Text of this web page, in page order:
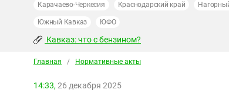
Карачаево-Черкесия Краснодарский край
Южный Кавказ ЮФО
Кавказ: что с бензином?
Главная / Нормативные акты
14:33, 26 декабря 2025